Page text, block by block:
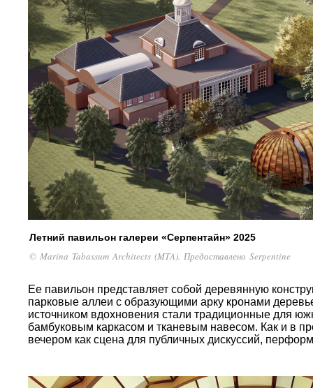
Летний павильон галереи «Серпентайн» 2025
© Marina Tabassum Architects (MTA). Предоставлено Serpentine
Ее павильон представляет собой деревянную
парковые аллеи с образующими арку кронами
источником вдохновения стали традиционные для
бамбуковым каркасом и тканевым навесом. Как и в
вечером как сцена для публичных дискуссий,